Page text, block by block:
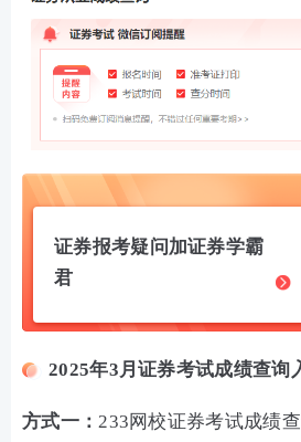
证券报考疑问加证券学霸
君
2025年3月证券考试成绩查询
方式一：233网校证券考试成绩